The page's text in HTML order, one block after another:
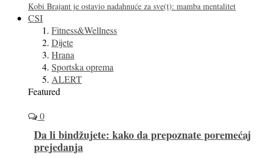
Kobi Brajant je ostavio nadahnuće za sve(t): mamba mentalitet
CSI
Fitness&Wellness
Dijete
Hrana
Sportska oprema
ALERT
Featured
0
Da li bindžujete: kako da prepoznate poremećaj
prejedanja